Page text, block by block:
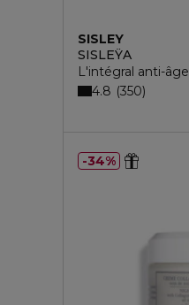
SISLEY
SISLEŸA
L'intégral anti-âge
4.8 350
34%